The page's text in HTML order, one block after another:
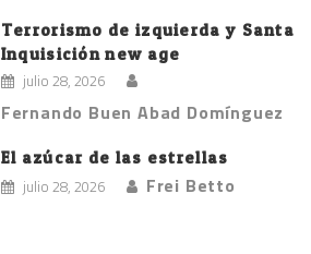
Terrorismo de izquierda y Santa
Inquisición new age
julio 28, 2026
Fernando Buen Abad Domínguez
El azúcar de las estrellas
julio 28, 2026 Frei Betto